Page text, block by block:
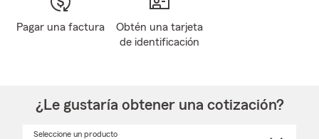
Pagar una factura
Obtén una tarjeta
de identificación
¿Le gustaría obtener una cotización?
Seleccione un producto